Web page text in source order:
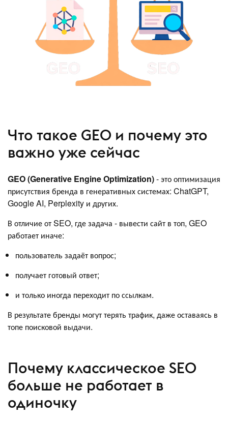
Что такое GEO и почему это
важно уже сейчас
GEO (Generative Engine Optimization)- это оптимизация
присутствия бренда в генеративных системах: ChatGPT,
Google AI, Perplexity и других.
В отличие от SEO, где задача - вывести сайт в топ, GEO
работает иначе:
пользователь задаёт вопрос;
получает готовый ответ;
и только иногда переходит по ссылкам.
В результате бренды могут терять трафик, даже оставаясь в
топе поисковой выдачи.
Почему классическое SEO
больше не работает в
одиночку